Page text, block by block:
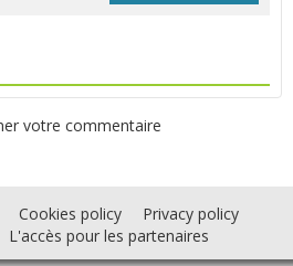
votre commentaire
Cookies policy
Privacy policy
L'accès pour les partenaires